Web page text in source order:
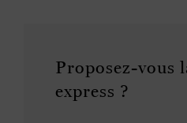
Proposez-vous
express ?